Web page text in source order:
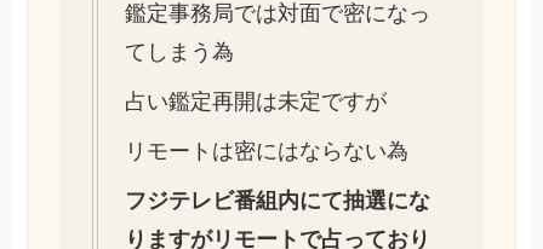
鑑定事務局では対面で密になっ
てしまう為
占い鑑定再開は未定ですが
リモートは密にはならない為
フジテレビ番組内にて抽選にな
りますがリモートで占っており